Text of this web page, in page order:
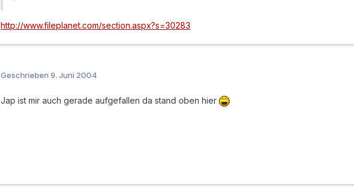
http://www.fileplanet.com/section.aspx?s=30283
Geschrieben 9. Juni 2004
Jap ist mir auch gerade aufgefallen da stand oben hier